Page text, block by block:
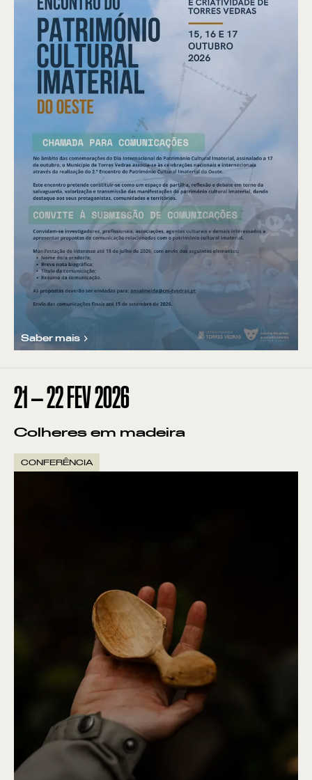
Sem resultados
Saber mais
21 —22 FEV2026
Colheres em madeira
CONFERÊNCIA